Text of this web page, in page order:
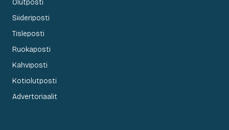
Olutposti
Siideriposti
Tisleposti
Ruokaposti
Kahviposti
Kotiolutposti
Advertoriaalit